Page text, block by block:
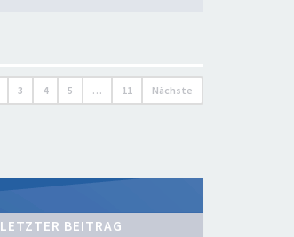
3 4 5 … 11 Nächste
LETZTER BEITRAG